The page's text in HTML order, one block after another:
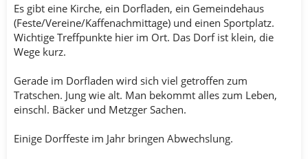
Es gibt eine Kirche, ein Dorfladen, ein Gemeindehaus
(Feste/Vereine/Kaffenachmittage) und einen Sportplatz.
Wichtige Treffpunkte hier im Ort. Das Dorf ist klein, die
Wege kurz.
Gerade im Dorfladen wird sich viel getroffen zum
Tratschen. Jung wie alt. Man bekommt alles zum Leben,
einschl. Bäcker und Metzger Sachen.
Einige Dorffeste im Jahr bringen Abwechslung.